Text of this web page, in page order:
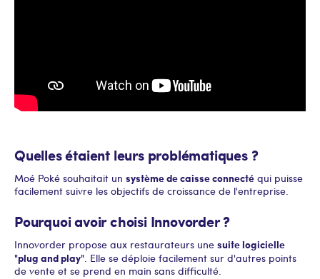
Quelles étaient leurs problématiques ?
Moé Poké souhaitait un système de caisse connecté qui puisse
facilement suivre les objectifs de croissance de l'entreprise.
Pourquoi avoir choisi Innovorder ?
Innovorder propose aux restaurateurs une suite logicielle
"plug and play". Elle se déploie facilement sur d'autres points
de vente et se prend en main sans difficulté.